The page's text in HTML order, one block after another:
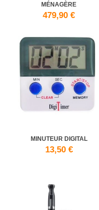
MÉNAGÈRE
479,90 €
MINUTEUR DIGITAL
13,50 €